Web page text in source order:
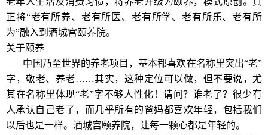
正将“老有所养、老有所医、老有所学、老有所乐、老有所
为”融入到酒城宫颐养院。
关于颐养
中国乃至世界的养老项目，基本都喜欢在名称里突出“老”
字，敬老、养老……其实，这种定位可以做，但不要说，尤
其在名称里体现“老”字不够人性化！请问？谁老了？很少有
人承认自己老了，而几乎所有的爸妈都喜欢年轻，包括我们
以后也是一样。酒城宫颐养院，让每一颗心都是年轻的。